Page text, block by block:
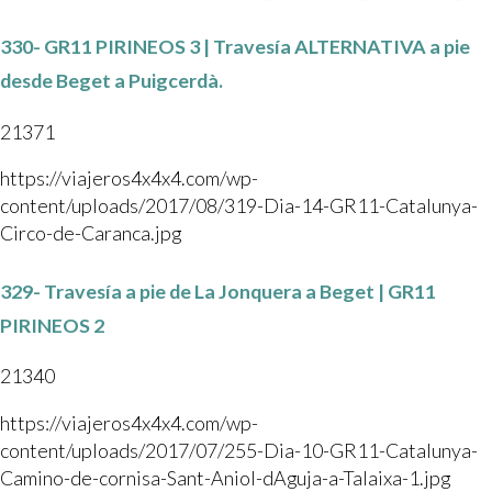
330- GR11 PIRINEOS 3 | Travesía ALTERNATIVA a pie
desde Beget a Puigcerdà.
21371
https://viajeros4x4x4.com/wp-
content/uploads/2017/08/319-Dia-14-GR11-Catalunya-
Circo-de-Caranca.jpg
329- Travesía a pie de La Jonquera a Beget | GR11
PIRINEOS 2
21340
https://viajeros4x4x4.com/wp-
content/uploads/2017/07/255-Dia-10-GR11-Catalunya-
Camino-de-cornisa-Sant-Aniol-dAguja-a-Talaixa-1.jpg